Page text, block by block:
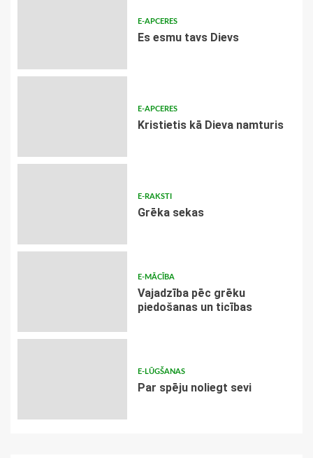
E-APCERES
Es esmu tavs Dievs
E-APCERES
Kristietis kā Dieva namturis
E-RAKSTI
Grēka sekas
E-MĀCĪBA
Vajadzība pēc grēku
piedošanas un ticības
E-LŪGŠANAS
Par spēju noliegt sevi